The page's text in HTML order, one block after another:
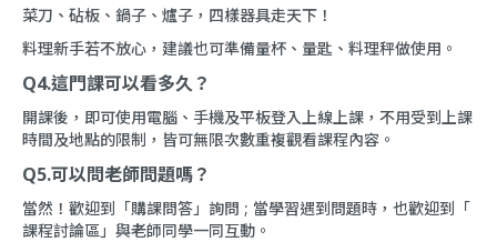
菜刀、砧板、鍋子、爐子，四樣器具走天下！
料理新手若不放心，建議也可準備量杯、量匙、料理秤做使用。
Q4.這門課可以看多久？
開課後，即可使用電腦、手機及平板登入上線上課，不用受到上課
時間及地點的限制，皆可無限次數重複觀看課程內容。
Q5.可以問老師問題嗎？
當然！歡迎到「購課問答」詢問 ; 當學習遇到問題時，也歡迎到「
課程討論區」與老師同學一同互動。